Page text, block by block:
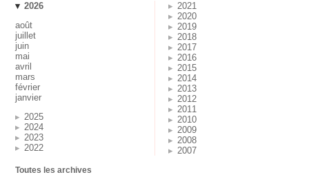
2026
août
juillet
juin
mai
avril
mars
février
janvier
2025
2024
2023
2022
2021
2020
2019
2018
2017
2016
2015
2014
2013
2012
2011
2010
2009
2008
2007
Toutes les archives